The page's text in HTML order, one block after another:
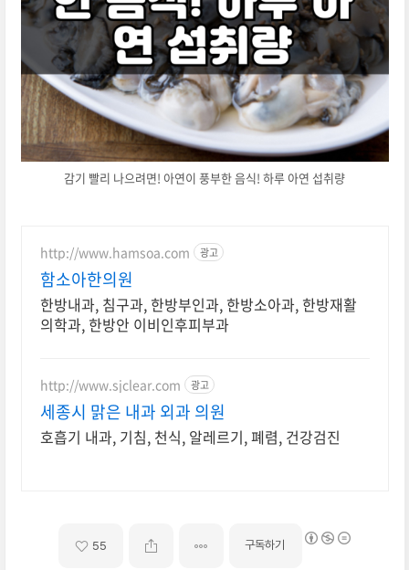
감기 빨리 나으려면! 아연이 풍부한 음식! 하루 아연 섭취량
http://www.hamsoa.com 광고
함소아한의원
한방내과, 침구과, 한방부인과, 한방소아과, 한방재활
의학과, 한방안 이비인후피부과
http://www.sjclear.com 광고
세종시 맑은 내과 외과 의원
호흡기 내과, 기침, 천식, 알레르기, 폐렴, 건강검진
55 구독하기